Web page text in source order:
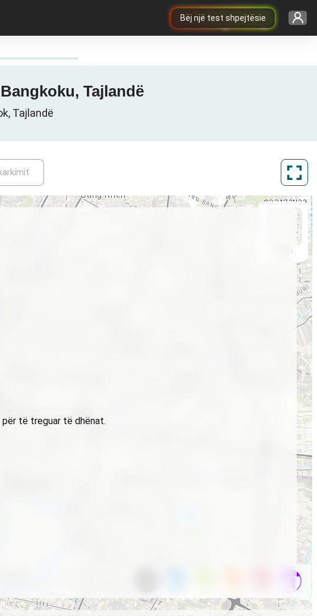
Bëj një test shpejtësie
Tajlandë
Tajlandë
për të treguar të dhënat.